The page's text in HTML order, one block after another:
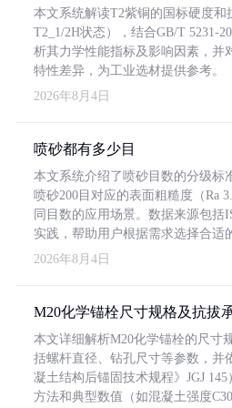
本文系统解读T2紫铜的国标硬度和
T2_1/2H状态），结合GB/T 5231-
析其力学性能指标及影响因素，并
特性差异，为工业选材提供参考。
2026年8月4日
喷砂都有多少目
本文系统介绍了喷砂目数的分级标
喷砂200目对应的表面粗糙度（Ra
同目数的应用场景。数据来源包括
实践，帮助用户根据需求选择合适
2026年8月4日
M20化学锚栓尺寸规格及抗拔
本文详细解析M20化学锚栓的尺寸
括螺杆直径、钻孔尺寸等参数，并
凝土结构后锚固技术规程》JGJ
方法和典型数值（如混凝土强度